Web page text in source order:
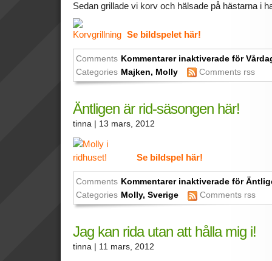
Sedan grillade vi korv och hälsade på hästarna i
Se bildspelet här!
Comments Kommentarer inaktiverade för
Categories Majken, Molly Comments rss
Äntligen är rid-säsongen här!
tinna | 13 mars, 2012
Se bildspel här!
Comments Kommentarer inaktiverade för
Categories Molly,Sverige Comments rss
Jag kan rida utan att hålla mig i!
tinna | 11 mars, 2012